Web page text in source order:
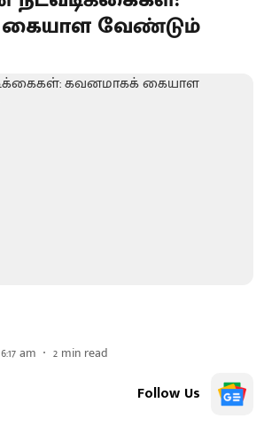
வேண்டும்
am 2 min read
Follow Us